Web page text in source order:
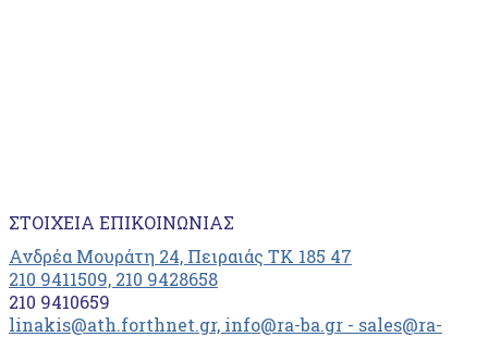
ΣΤΟΙΧΕΊΑ ΕΠΙΚΟΙΝΩΝΊΑΣ
Ανδρέα Μουράτη 24, Πειραιάς ΤΚ 185 47
210 9411509, 210 9428658
210 9410659
linakis@ath.forthnet.gr, info@ra-ba.gr - sales@ra-